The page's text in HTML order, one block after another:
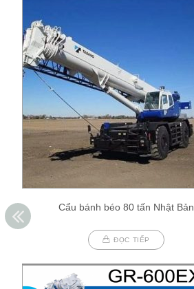
Cẩu bánh béo 80 tấn Nhật Bản
ĐỌC TIẾP